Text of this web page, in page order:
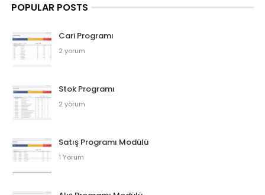
POPULAR POSTS
Cari Programı
2 yorum
Stok Programı
2 yorum
Satış Programı Modülü
1 Yorum